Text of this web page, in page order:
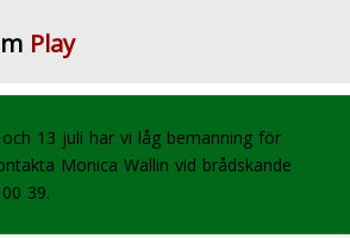
Play
13 juli har vi låg bemanning för
Monica Wallin vid brådskande
39.